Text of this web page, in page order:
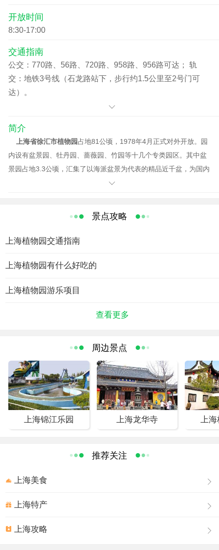
开放时间
8:30-17:00
交通指南
公交：770路、56路、720路、958路、956路可达； 轨
交：地铁3号线（石龙路站下，步行约1.5公里至2号门可
达）。
简介
上海省徐汇市植物园占地81公顷，1978年4月正式对外开放。园
内设有盆景园、牡丹园、蔷薇园、竹园等十几个专类园区。其中盆
景园占地3.3公顷，汇集了以海派盆景为代表的精品近千盆，为国内
最大国家盆景园之一。新改建的兰室以民居式园林建筑为主题，占
桥等小品，营造出高雅、别致的环境，提供游人一个良好的休憩场
的一大批名兰，共计近300个品种。改扩建后的兰室分为三个区
设立了兰花展览温室，营造了兰花原始生态环境。
景点攻略
上海植物园交通指南
上海植物园有什么好吃的
上海植物园游乐项目
查看更多
周边景点
上海锦江乐园 上海龙华寺 上
推荐关注
上海美食
上海特产
上海攻略